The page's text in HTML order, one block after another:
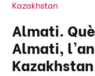
Kazakhstan
Almati.
Almati,